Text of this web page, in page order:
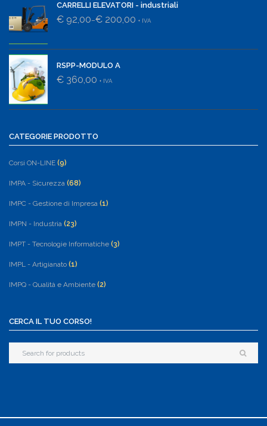
CARRELLI ELEVATORI - industriali
€ 92,00–€ 200,00 + IVA
RSPP-MODULO A
€ 360,00 + IVA
CATEGORIE PRODOTTO
Corsi ON-LINE (9)
IMPA - Sicurezza (68)
IMPC - Gestione di Impresa (1)
IMPN - Industria (23)
IMPT - Tecnologie Informatiche (3)
IMPL - Artigianato (1)
IMPQ - Qualità e Ambiente (2)
CERCA IL TUO CORSO!